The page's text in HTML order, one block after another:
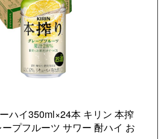
ハイ350ml×24本 キリン 本搾
プフルーツ サワー 酎ハイ お